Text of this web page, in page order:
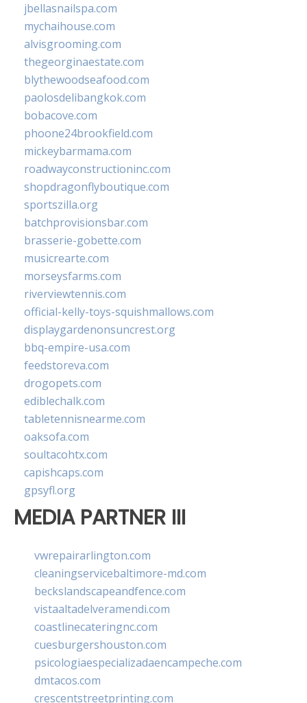
jbellasnailspa.com
mychaihouse.com
alvisgrooming.com
thegeorginaestate.com
blythewoodseafood.com
paolosdelibangkok.com
bobacove.com
phoone24brookfield.com
mickeybarmama.com
roadwayconstructioninc.com
shopdragonflyboutique.com
sportszilla.org
batchprovisionsbar.com
brasserie-gobette.com
musicrearte.com
morseysfarms.com
riverviewtennis.com
official-kelly-toys-squishmallows.com
displaygardenonsuncrest.org
bbq-empire-usa.com
feedstoreva.com
drogopets.com
ediblechalk.com
tabletennisnearme.com
oaksofa.com
soultacohtx.com
capishcaps.com
gpsyfl.org
MEDIA PARTNER III
vwrepairarlington.com
cleaningservicebaltimore-md.com
beckslandscapeandfence.com
vistaaltadelveramendi.com
coastlinecateringnc.com
cuesburgershouston.com
psicologiaespecializadaencampeche.com
dmtacos.com
crescentstreetprinting.com